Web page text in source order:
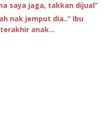
saya jaga, takkan dijual”
nak jemput dia..” Ibu
anak…